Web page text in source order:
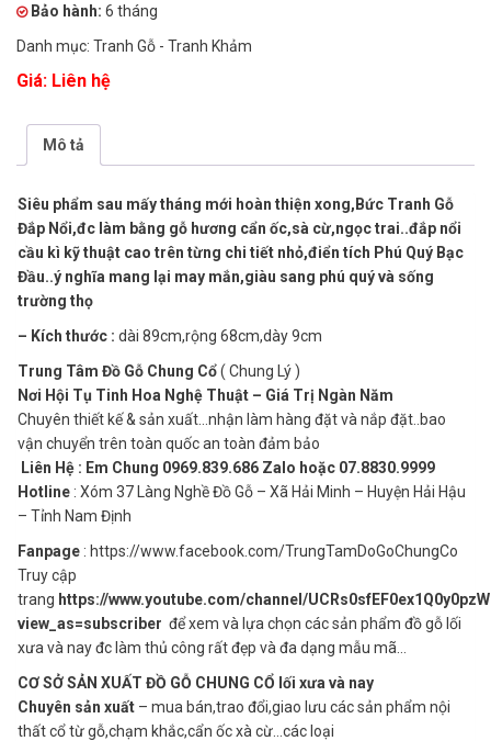
Bảo hành: 6 tháng
Danh mục: Tranh Gỗ - Tranh Khảm
Giá: Liên hệ
Mô tả
Siêu phẩm sau mấy tháng mới hoàn thiện xong,Bức Tranh Gỗ
Đắp Nổi,đc làm bằng gỗ hương cẩn ốc,sà cừ,ngọc trai..đắp nổi
cầu kì kỹ thuật cao trên từng chi tiết nhỏ,điển tích Phú Quý Bạc
Đầu..ý nghĩa mang lại may mắn,giàu sang phú quý và sống
trường thọ
– Kích thước : dài 89cm,rộng 68cm,dày 9cm
Trung Tâm Đồ Gỗ Chung Cổ( Chung Lý )
Nơi Hội Tụ Tinh Hoa Nghệ Thuật – Giá Trị Ngàn Năm
Chuyên thiết kế & sản xuất…nhận làm hàng đặt và nắp đặt..bao
vận chuyển trên toàn quốc an toàn đảm bảo
Liên Hệ : Em Chung 0969.839.686 Zalo hoặc 07.8830.9999
Hotline : Xóm 37 Làng Nghề Đồ Gỗ – Xã Hải Minh – Huyện Hải Hậu
– Tỉnh Nam Định
Fanpage : https://www.facebook.com/TrungTamDoGoChungCo
Truy cập
trang https://www.youtube.com/channel/
view_as=subscriber để xem và lựa chọn các sản phẩm đồ gỗ lối
xưa và nay đc làm thủ công rất đẹp và đa dạng mẫu mã…
CƠ SỞ SẢN XUẤT ĐỒ GỖ CHUNG CỔ lối xưa và nay
Chuyên sản xuất – mua bán,trao đổi,giao lưu các sản phẩm nội
thất cổ từ gỗ,chạm khắc,cẩn ốc xà cừ…các loại